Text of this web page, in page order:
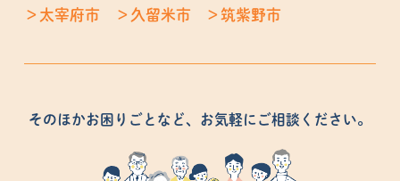
太宰府市
久留米市 筑紫野市
そのほかお困りごとなど、お気軽にご相談ください。